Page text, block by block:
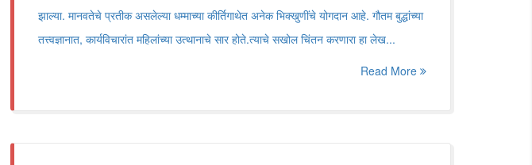
झाल्या. मानवतेचे प्रतीक असलेल्या धम्माच्या कीर्तिगाथेत अनेक भिक्खुणींचे योगदान आहे. गौतम बुद्धांच्या
तत्त्वज्ञानात, कार्यविचारांत महिलांच्या उत्थानाचे सार होते.त्याचे सखोल चिंतन करणारा हा लेख...
Read More